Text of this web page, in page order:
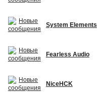
System Elements
Fearless Audio
NiceHCK